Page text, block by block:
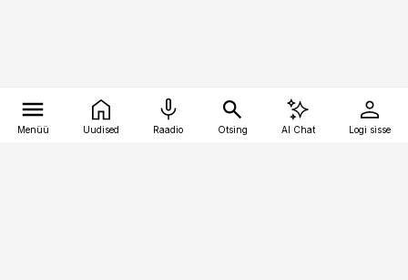
Menüü Uudised Raadio Otsing AI Chat Logi sisse